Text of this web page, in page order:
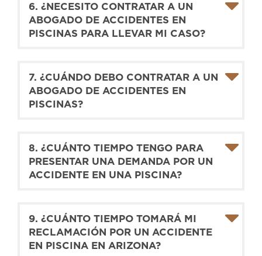
6. ¿NECESITO CONTRATAR A UN
ABOGADO DE ACCIDENTES EN
PISCINAS PARA LLEVAR MI CASO?
7. ¿CUÁNDO DEBO CONTRATAR A UN
ABOGADO DE ACCIDENTES EN
PISCINAS?
8. ¿CUÁNTO TIEMPO TENGO PARA
PRESENTAR UNA DEMANDA POR UN
ACCIDENTE EN UNA PISCINA?
9. ¿CUÁNTO TIEMPO TOMARÁ MI
RECLAMACIÓN POR UN ACCIDENTE
EN PISCINA EN ARIZONA?